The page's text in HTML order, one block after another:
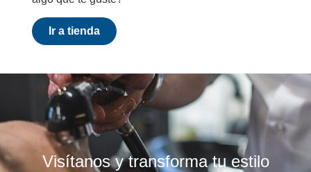
Ir a tienda
Visítanos y transforma tu estilo